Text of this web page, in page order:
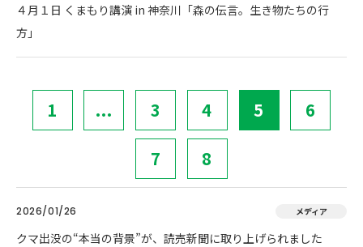
４月１日 くまもり講演 in 神奈川「森の伝言。生き物たちの行
方」
1 ... 3 4 5 6
7 8
2026/01/26 メディア
クマ出没の“本当の背景”が、読売新聞に取り上げられました